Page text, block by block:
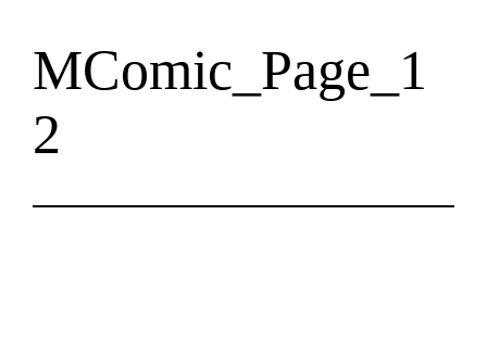
Zum
Inhalt
springen
MComic_Page_1
2